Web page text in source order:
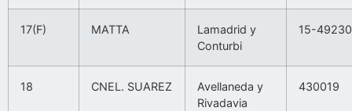
17(F) MATTA
Lamadrid y
Conturbi
15-
18 CNEL. SUAREZ
Avellaneda y
Rivadavia
430019